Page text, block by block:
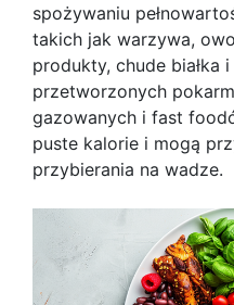
spożywaniu
takich jak warzywa,
produkty, chude białka
przetworzonych
gazowanych i fast
puste kalorie i mogą
przybierania na wadze.